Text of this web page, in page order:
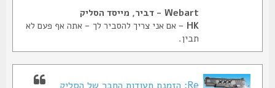
Webart - דביר, מייסד הסליק
- אם אני צריך להסביר לך - אתה אף פעם לא
תבין.